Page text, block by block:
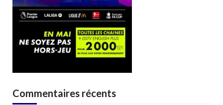
Commentaires récents